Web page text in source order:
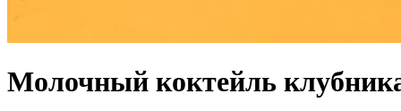
Молочный коктейль